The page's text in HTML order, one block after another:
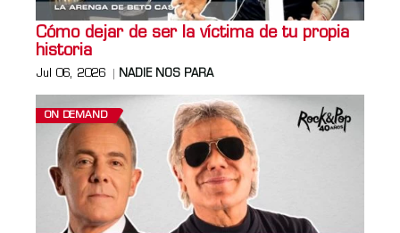
Cómo dejar de ser la víctima de tu propia
historia
Jul 06, 2026 NADIE NOS PARA
ON DEMAND